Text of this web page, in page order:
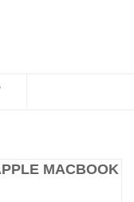
MACBOOK